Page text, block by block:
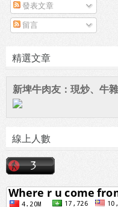
發表文章
留言
精選文章
新埤牛肉友：現炒、牛
線上人數